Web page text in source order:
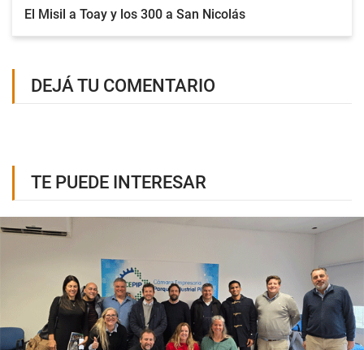
El Misil a Toay y los 300 a San Nicolás
DEJÁ TU COMENTARIO
TE PUEDE INTERESAR